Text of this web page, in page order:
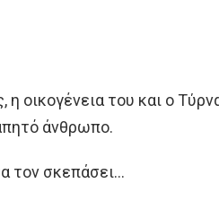
οικογένεια του και ο
άνθρωπο.
τον σκεπάσει…